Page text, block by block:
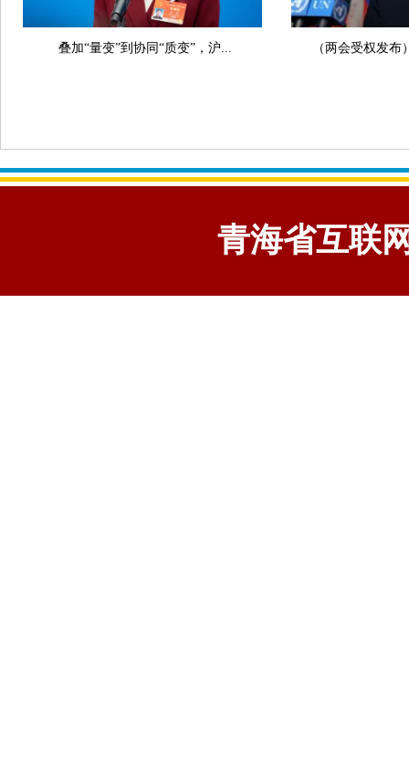
叠加“量变”到协同“质变”，沪... （两会受权发
青海省互联